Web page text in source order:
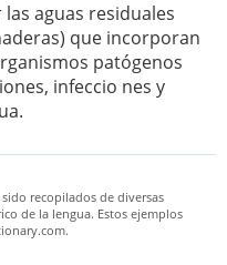
aguas residuales
que incorporan
patógenos
infeccio nes y
recopilados de diversas
de la lengua. Estos ejemplos